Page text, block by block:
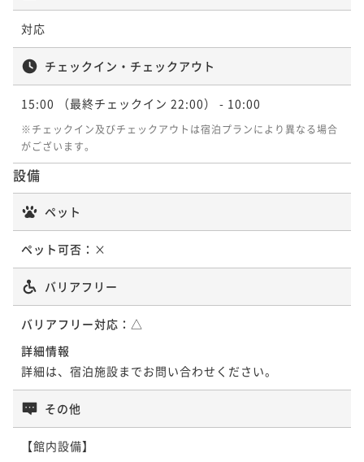
対応
チェックイン・チェックアウト
15:00 （最終チェックイン 22:00） - 10:00
※チェックイン及びチェックアウトは宿泊プランにより異なる場合
がございます。
設備
ペット
ペット可否： ×
バリアフリー
バリアフリー対応： △
詳細情報
詳細は、宿泊施設までお問い合わせください。
その他
【館内設備】